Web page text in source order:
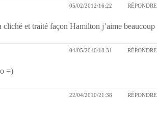
05/02/2012/16:22 RÉPONDRE
et traité façon Hamilton j’aime beaucoup
04/05/2010/18:31 RÉPONDRE
=)
22/04/2010/21:38 RÉPONDRE